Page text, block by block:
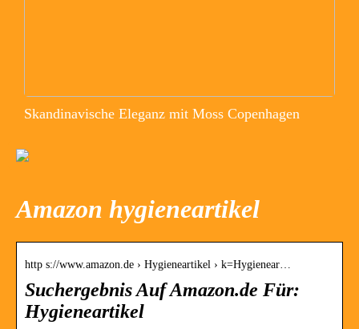
Skandinavische Eleganz mit Moss Copenhagen
Amazon hygieneartikel
http s://www.amazon.de › Hygieneartikel › k=Hygienear…
Suchergebnis Auf Amazon.de Für:
Hygieneartikel